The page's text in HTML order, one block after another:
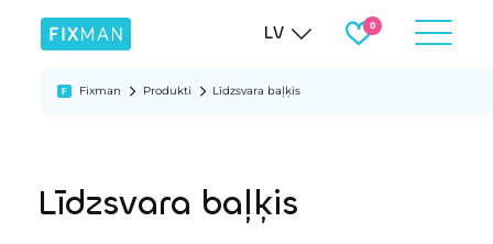
LV
Fixman Produkti Līdzsvara baļķis
Līdzsvara baļķis